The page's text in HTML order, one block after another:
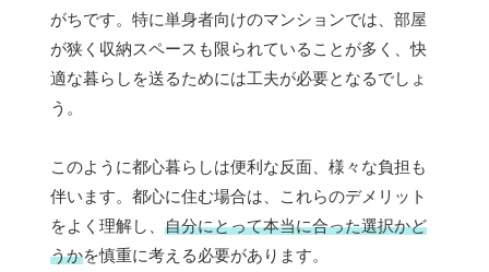
がちです。特に単身者向けのマンションでは、部屋
が狭く収納スペースも限られていることが多く、快
適な暮らしを送るためには工夫が必要となるでしょ
う。
このように都心暮らしは便利な反面、様々な負担も
伴います。都心に住む場合は、これらのデメリット
をよく理解し、 自分にとって本当に合った選択かど
うかを慎重に考える必要があります。